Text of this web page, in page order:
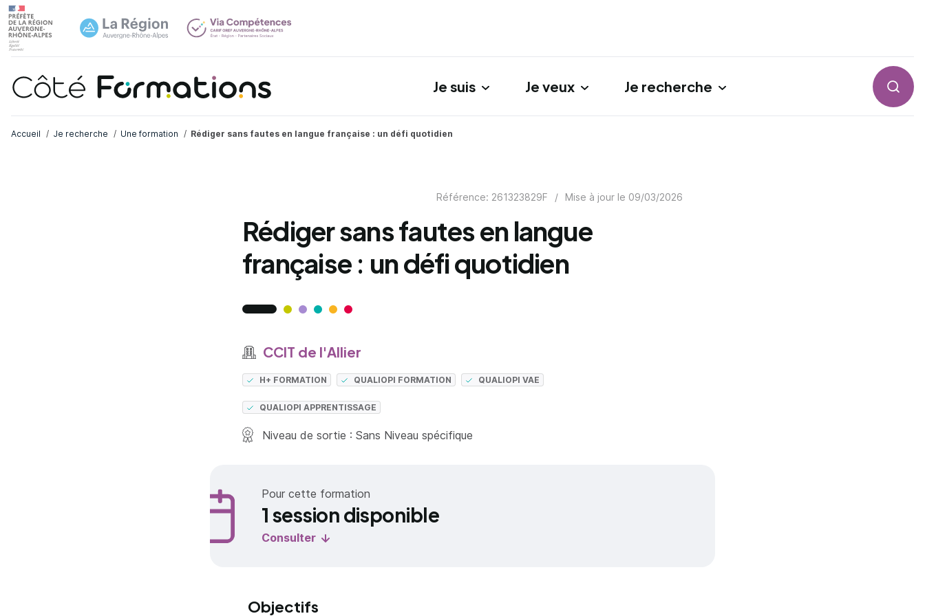
Je suis Je veux Je recherche
Accueil Je recherche Une formation Rédiger sans fautes en langue française : un défi quotidien
Référence: 261323829F / Mise à jour le 09/03/2026
Rédiger sans fautes en langue
française : un défi quotidien
CCIT de l'Allier
H+ FORMATION QUALIOPI FORMATION QUALIOPI VAE
QUALIOPI APPRENTISSAGE
Niveau de sortie : Sans Niveau spécifique
Pour cette formation
1 session disponible
Consulter
Objectifs